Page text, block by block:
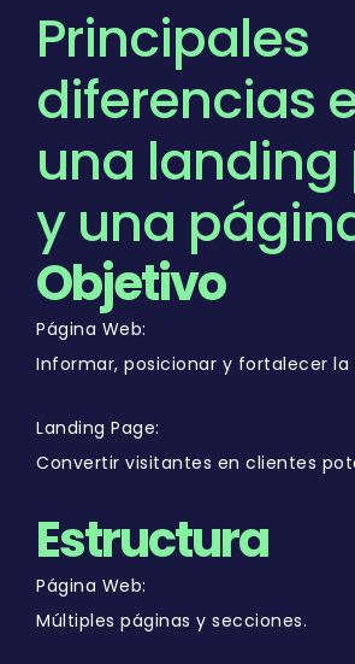
Principales
diferencias
una landing
y una
Objetivo
Página Web:
Informar, posicionar y fortalecer la
Landing Page:
Convertir visitantes en clientes
Estructura
Página Web:
Múltiples páginas y secciones.